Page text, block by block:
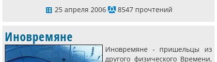
25 апреля 2006
8547 прочтений
Иновремяне
Иновремяне - пришельцы из
другого физического Времени,